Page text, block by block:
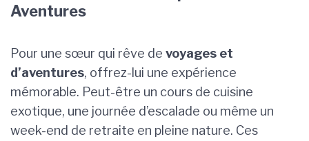
Aventures
Pour une sœur qui rêve de voyages et
d’aventures, offrez-lui une expérience
mémorable. Peut-être un cours de cuisine
exotique, une journée d’escalade ou même un
week-end de retraite en pleine nature. Ces